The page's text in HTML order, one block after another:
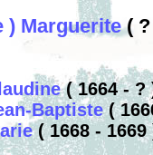
) Marguerite( ?
( 1664 - ?
Baptiste(
( 1668 - 1669